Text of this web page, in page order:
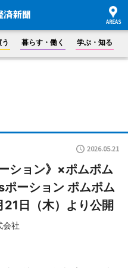
う 暮らす・働く 学ぶ・知る
2026.05.21
ション》×ポムポム
ーション ポムポム
日（木）より公開
会社